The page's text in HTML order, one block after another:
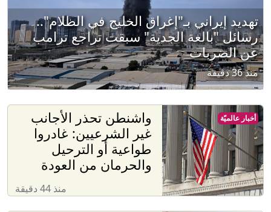
تهديد إيراني بـ"إغراق الخليج في الظلام"..
رسائل "بالغة الجدية" سبقت تراجع ترامب
عن الضربات
منذ 36 دقيقة
واشنطن تحذر الأجانب
غير الشرعيين: غادروا
طواعية أو الترحيل
والحرمان من العودة
منذ 44 دقيقة
أخبار عالميّة